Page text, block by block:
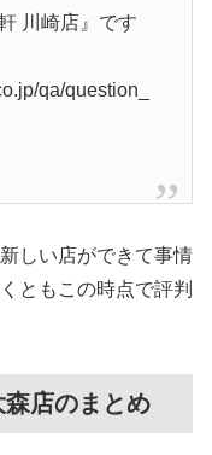
川崎店』です
qa/question_
しい店ができて事情
ともこの時点で評判
店のまとめ